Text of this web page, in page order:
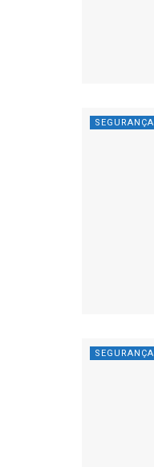
SEGURANÇA
SEGURANÇA